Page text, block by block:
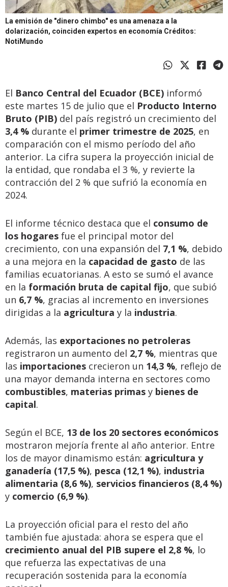
La emisión de "dinero chimbo" es una amenaza a la
dolarización, coinciden expertos en economía Créditos:
NotiMundo
El Banco Central del Ecuador (BCE) informó
este martes 15 de julio que el Producto Interno
Bruto (PIB) del país registró un crecimiento del
3,4 % durante el primer trimestre de 2025, en
comparación con el mismo período del año
anterior. La cifra supera la proyección inicial de
la entidad, que rondaba el 3 %, y revierte la
contracción del 2 % que sufrió la economía en
2024.
El informe técnico destaca que el consumo de
los hogares fue el principal motor del
crecimiento, con una expansión del 7,1 %, debido
a una mejora en la capacidad de gasto de las
familias ecuatorianas. A esto se sumó el avance
en la formación bruta de capital fijo, que subió
un 6,7 %, gracias al incremento en inversiones
dirigidas a la agricultura y la industria.
Además, las exportaciones no petroleras
registraron un aumento del 2,7 %, mientras que
las importaciones crecieron un 14,3 %, reflejo de
una mayor demanda interna en sectores como
combustibles, materias primas y bienes de
capital.
Según el BCE, 13 de los 20 sectores económicos
mostraron mejoría frente al año anterior. Entre
los de mayor dinamismo están: agricultura y
ganadería (17,5 %), pesca (12,1 %), industria
alimentaria (8,6 %), servicios financieros (8,4 %)
y comercio (6,9 %).
La proyección oficial para el resto del año
también fue ajustada: ahora se espera que el
crecimiento anual del PIB supere el 2,8 %, lo
que refuerza las expectativas de una
recuperación sostenida para la economía